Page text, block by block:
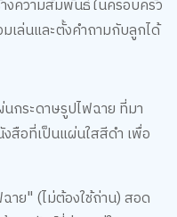
+เกมสติกเกอร์แสน
กว้าง 100 First